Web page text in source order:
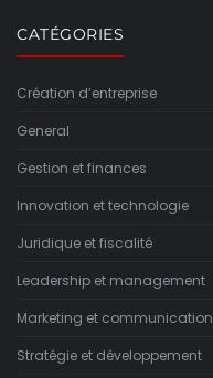
CATÉGORIES
Création d’entreprise
General
Gestion et finances
Innovation et technologie
Juridique et fiscalité
Leadership et management
Marketing et communication
Stratégie et développement